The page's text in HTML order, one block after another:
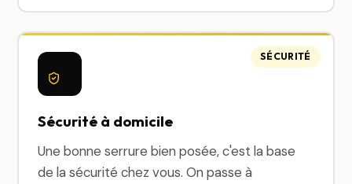
Sécurité à domicile
Une bonne serrure bien posée, c'est la base
de la sécurité chez vous. On passe à
SÉCURITÉ